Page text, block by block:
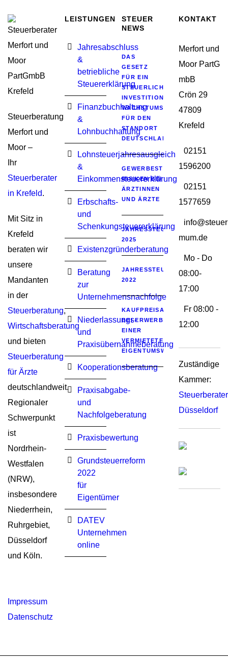
Steuerberatung
Merfort und
Moor –
Ihr
Steuerberater
in Krefeld.
Mit Sitz in
Krefeld
beraten wir
unsere
Mandanten
in der
Steuerberatung,
Wirtschaftsberatung
und bieten
Steuerberatung
für Ärzte
deutschlandweit.
Regionaler
Schwerpunkt
ist
Nordrhein-
Westfalen
(NRW),
insbesondere
Niederrhein,
Ruhrgebiet,
Düsseldorf
und Köln.
Impressum
Datenschutz
LEISTUNGEN
Jahresabschluss
&
betriebliche
Steuererklärung
Finanzbuchhaltung
&
Lohnbuchhaltung
Lohnsteuerjahresausgleich
&
Einkommensteuererklärung
Erbschafts-
und
Schenkungsteuererklärung
Existenzgründerberatung
Beratung
zur
Unternehmensnachfolge
Niederlassungs-
und
Praxisübernahmeberatung
Kooperationsberatung
Praxisabgabe-
und
Nachfolgeberatung
Praxisbewertung
Grundsteuerreform
2022
für
Eigentümer
DATEV
Unternehmen
online
STEUER
NEWS
DAS
GESETZ
FÜR EIN
STEUERLICHES
WACHSTUMSIMPULSE
FÜR DEN
STANDORT
DEUTSCHLAND
GEWERBESTEUERLICHE
RISIKEN BEI
ÄRZTINNEN
UND ÄRZTE
JAHRESSTEUERGESETZ
2025
JAHRESSTEUERGESETZ
2022
KAUFPREISAUFTEILUNG
BEI ERWERB
EINER
VERMIETETEN
EIGENTUMSWOHNUNG
KONTAKT
Merfort und
Moor PartG
mbB
Crön 29
47809
Krefeld
02151
1596200
02151
1577659
mum.de
Mo - Do
08:00-
17:00
Fr 08:00 -
12:00
Zuständige
Kammer:
Düsseldorf